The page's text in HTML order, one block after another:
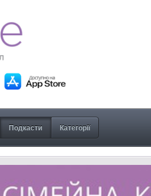
Подкасти Категорії